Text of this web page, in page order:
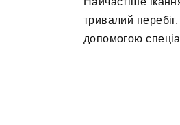
тривалий
допомогою